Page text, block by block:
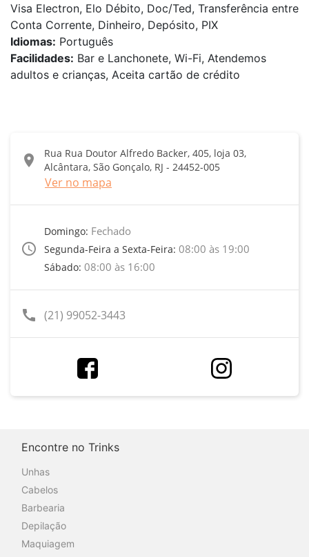
Visa Electron, Elo Débito, Doc/Ted, Transferência entre
Conta Corrente, Dinheiro, Depósito, PIX
Idiomas: Português
Facilidades: Bar e Lanchonete, Wi-Fi, Atendemos
adultos e crianças, Aceita cartão de crédito
location_on
Rua Rua Doutor Alfredo Backer, 405, loja 03,
Alcântara, São Gonçalo, RJ - 24452-005
Ver no mapa
access_time
Domingo: Fechado
Segunda-Feira a Sexta-Feira: 08:00 às 19:00
Sábado: 08:00 às 16:00
call (21) 99052-3443
Encontre no Trinks
Unhas
Cabelos
Barbearia
Depilação
Maquiagem